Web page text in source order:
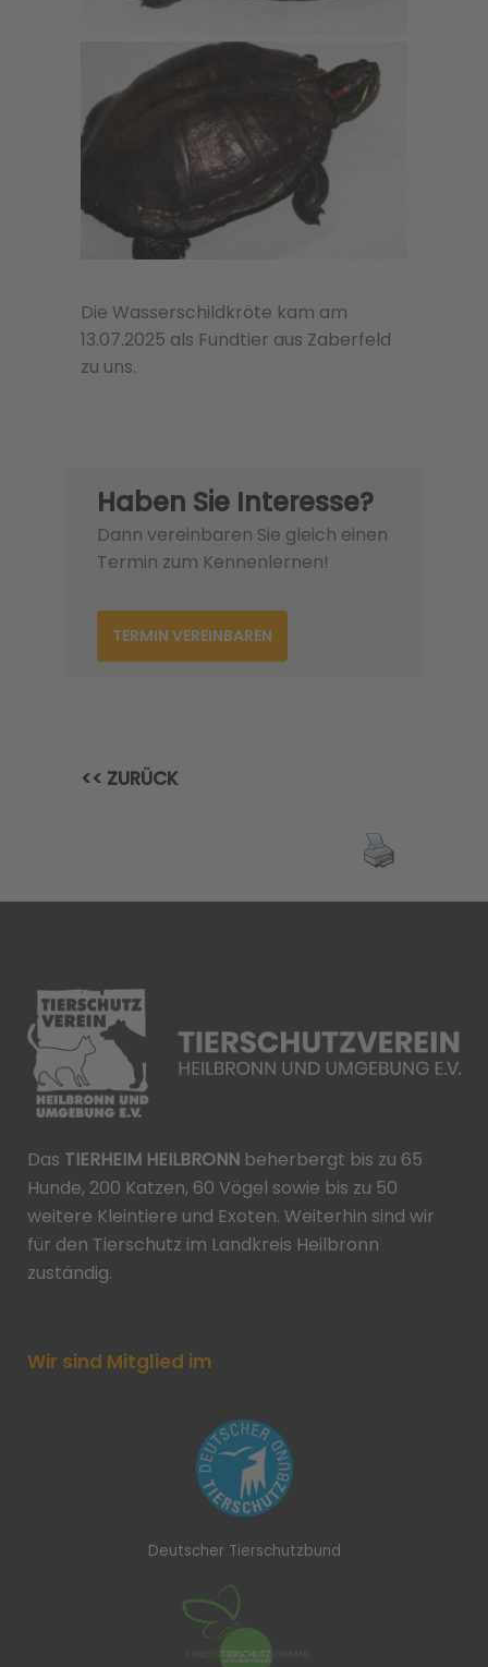
Die Wasserschildkröte kam am
13.07.2025 als Fundtier aus Zaberfeld
zu uns.
Haben Sie Interesse?
Dann vereinbaren Sie gleich einen
Termin zum Kennenlernen!
TERMIN VEREINBAREN
<< ZURÜCK
Das TIERHEIM HEILBRONN beherbergt bis zu 65
Hunde, 200 Katzen, 60 Vögel sowie bis zu 50
weitere Kleintiere und Exoten. Weiterhin sind wir
für den Tierschutz im Landkreis Heilbronn
zuständig.
Wir sind Mitglied im
Deutscher Tierschutzbund